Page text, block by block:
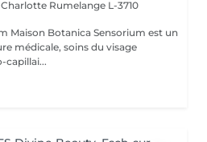
Charlotte Rumelange L-3710
un
médicale, soins du visage
capillai...